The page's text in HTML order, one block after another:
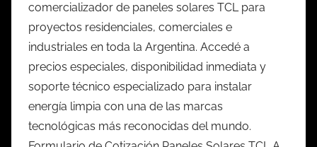
comercializador de paneles solares TCL para
proyectos residenciales, comerciales e
industriales en toda la Argentina. Accedé a
precios especiales, disponibilidad inmediata y
soporte técnico especializado para instalar
energía limpia con una de las marcas
tecnológicas más reconocidas del mundo.